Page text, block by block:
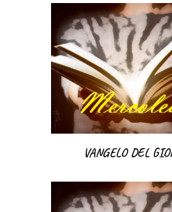
VANGELO DEL